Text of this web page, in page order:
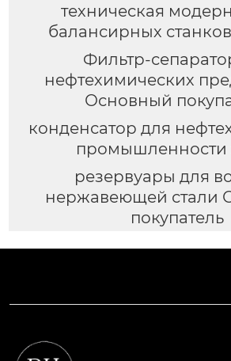
техническая
балансирных
Фильтр-
нефтехимических
Основный
конденсатор для
промышленности
резервуары для
нержавеющей стали
покупатель